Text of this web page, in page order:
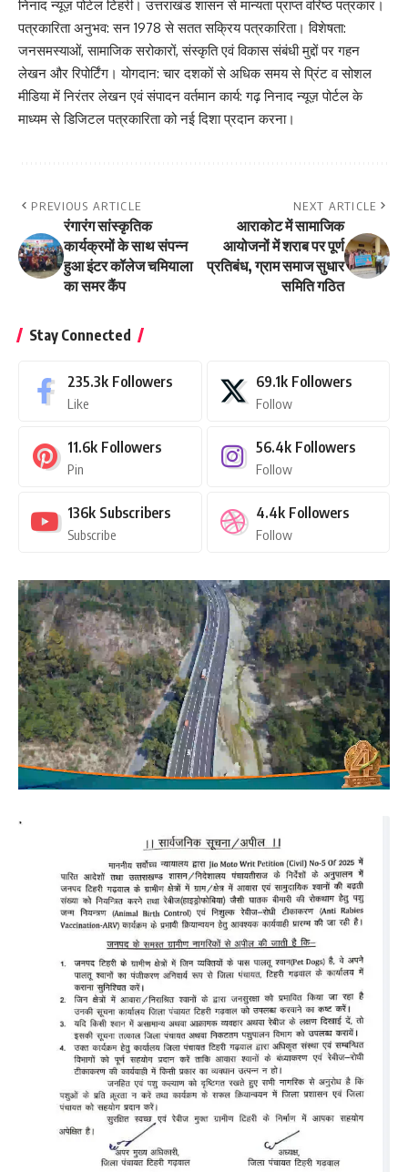
निनाद न्यूज़ पोर्टल टिहरी। उत्तराखंड शासन से मान्यता प्राप्त वरिष्ठ पत्रकार।
पत्रकारिता अनुभव: सन 1978 से सतत सक्रिय पत्रकारिता। विशेषता:
जनसमस्याओं, सामाजिक सरोकारों, संस्कृति एवं विकास संबंधी मुद्दों पर गहन
लेखन और रिपोर्टिंग। योगदान: चार दशकों से अधिक समय से प्रिंट व सोशल
मीडिया में निरंतर लेखन एवं संपादन वर्तमान कार्य: गढ़ निनाद न्यूज़ पोर्टल के
माध्यम से डिजिटल पत्रकारिता को नई दिशा प्रदान करना।
PREVIOUS ARTICLE
रंगारंग सांस्कृतिक
कार्यक्रमों के साथ संपन्न
हुआ इंटर कॉलेज चमियाला
का समर कैंप
NEXT ARTICLE
आराकोट में सामाजिक
आयोजनों में शराब पर पूर्ण
प्रतिबंध, ग्राम समाज सुधार
समिति गठित
Stay Connected
235.3k Followers
Like
69.1k Followers
Follow
11.6k Followers
Pin
56.4k Followers
Follow
136k Subscribers
Subscribe
4.4k Followers
Follow